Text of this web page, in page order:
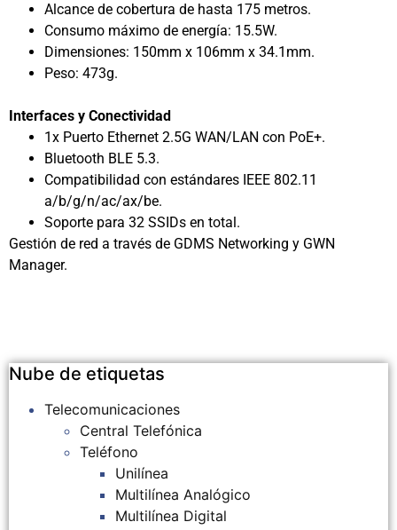
Alcance de cobertura de hasta 175 metros.
Consumo máximo de energía: 15.5W.
Dimensiones: 150mm x 106mm x 34.1mm.
Peso: 473g.
Interfaces y Conectividad
1x Puerto Ethernet 2.5G WAN/LAN con PoE+.
Bluetooth BLE 5.3.
Compatibilidad con estándares IEEE 802.11
a/b/g/n/ac/ax/be.
Soporte para 32 SSIDs en total.
Gestión de red a través de GDMS Networking y GWN
Manager.
Nube de etiquetas
Telecomunicaciones
Central Telefónica
Teléfono
Unilínea
Multilínea Analógico
Multilínea Digital